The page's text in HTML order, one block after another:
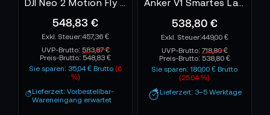
548,83 €
457,36 €
UVP-Brutto: 583,87 €
Preis-Brutto: 548,83 €
Sie sparen: 35,04 € Brutto(6
%)
Lieferzeit: Vorbestellbar-
Wareneingang erwartet
538,80 €
449,00 €
UVP-Brutto: 718,80 €
Preis-Brutto: 538,80 €
Sie sparen: 180,00 € Brutto
(25.04 %)
Lieferzeit: 3–5 Werktage